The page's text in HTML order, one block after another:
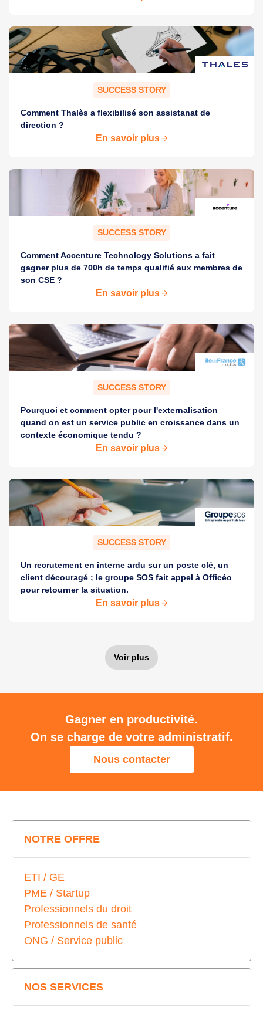
SUCCESS STORY
Comment Thalès a flexibilisé son assistanat de
direction ?
En savoir plus
SUCCESS STORY
Comment Accenture Technology Solutions a fait
gagner plus de 700h de temps qualifié aux membres de
son CSE ?
En savoir plus
SUCCESS STORY
Pourquoi et comment opter pour l'externalisation
quand on est un service public en croissance dans un
contexte économique tendu ?
En savoir plus
SUCCESS STORY
Un recrutement en interne ardu sur un poste clé, un
client découragé ; le groupe SOS fait appel à Officéo
pour retourner la situation.
En savoir plus
Voir plus
Gagner en productivité.
On se charge de votre administratif.
Nous contacter
NOTRE OFFRE
ETI / GE
PME / Startup
Professionnels du droit
Professionnels de santé
ONG / Service public
NOS SERVICES